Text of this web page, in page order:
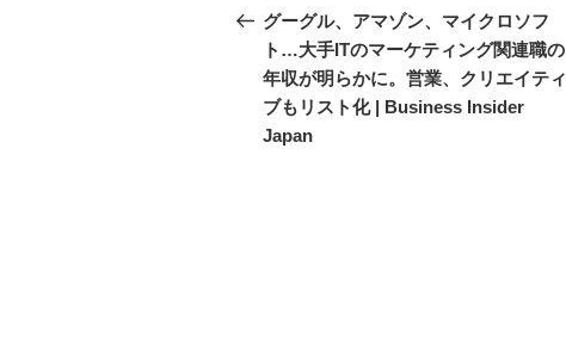
稿
ナ
ビ
ゲ
の
投
稿
グーグル、アマゾン、マイクロソフ
ト…大手ITのマーケティング関連職の
年収が明らかに。営業、クリエイティ
ブもリスト化 | Business Insider
Japan